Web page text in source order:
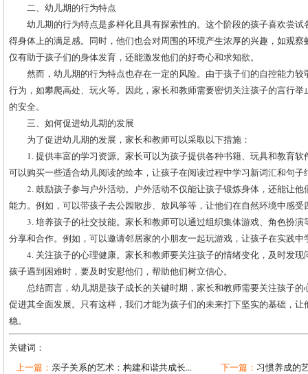
二、幼儿期的行为特点
幼儿期的行为特点是多样化且具有探索性的。这个阶段的孩子喜欢尝
得身体上的满足感。同时，他们也会对周围的环境产生浓厚的兴趣，如观
仅有助于孩子们的身体发育，还能激发他们的好奇心和求知欲。
然而，幼儿期的行为特点也存在一定的风险。由于孩子们的自控能力
行为，如攀爬高处、玩火等。因此，家长和教师需要密切关注孩子的言行
的安全。
三、如何促进幼儿期的发展
为了促进幼儿期的发展，家长和教师可以采取以下措施：
1. 提供丰富的学习资源。家长可以为孩子提供各种书籍、玩具和教育
可以购买一些适合幼儿阅读的绘本，让孩子在阅读过程中学习新词汇和句子
2. 鼓励孩子参与户外活动。户外活动不仅能让孩子锻炼身体，还能让
能力。例如，可以带孩子去公园散步、放风筝等，让他们在自然环境中感受
3. 培养孩子的社交技能。家长和教师可以通过组织集体游戏、角色扮
分享和合作。例如，可以邀请邻居家的小朋友一起玩游戏，让孩子在实践中
4. 关注孩子的心理健康。家长和教师要关注孩子的情绪变化，及时发
孩子遇到困难时，要及时安慰他们，帮助他们树立信心。
总结而言，幼儿期是孩子成长的关键时期，家长和教师需要关注孩子
促进其全面发展。只有这样，我们才能为孩子们的未来打下坚实的基础，
稳。
关键词：
上一篇： 亲子关系的艺术：构建和谐共成长... 下一篇： 习惯养成的